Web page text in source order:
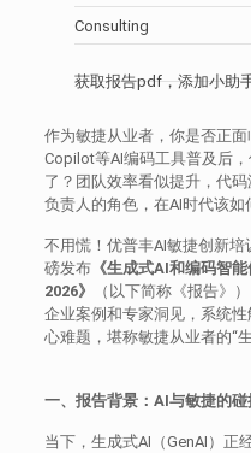
Consulting
获取报告pdf，添加小助
作为敏捷从业者，你是否正
Copilot等AI编码工具普及后
了？团队效率看似提升，代
负责人的角色，在AI时代该如
不用慌！优普丰AI敏捷创新
磅发布《生成式AI和编码智
2026》
（以下简称《报告》
企业案例和专家洞见，系统
心难题，堪称敏捷从业者的“生
一、报告背景：AI与敏捷的
当下，生成式AI（GenAI）正